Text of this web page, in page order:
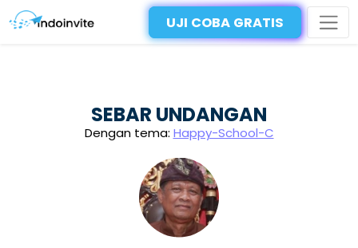
UJI COBA GRATIS
SEBAR UNDANGAN
Dengan tema: Happy-School-C